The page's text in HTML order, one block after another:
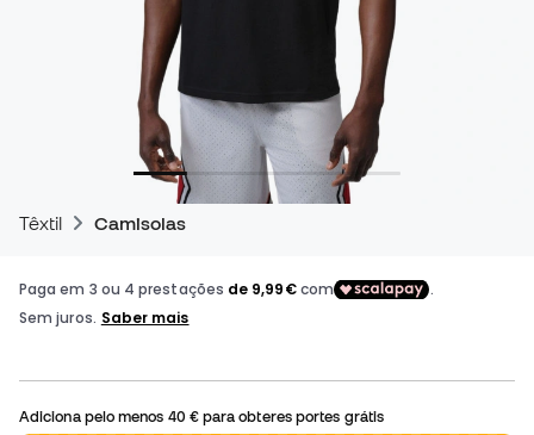
Têxtil Camisolas
Adiciona pelo menos 40 €para obteres portes grátis